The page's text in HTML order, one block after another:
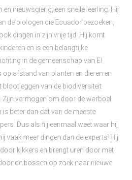
nieuwsgierig, een snelle leerling. Hij
de biologen die Ecuador bezoeken,
dingen in zijn vrije tijd. Hij komt
en is een belangrijke
in de gemeenschap van El
afstand van planten en dieren en
blootleggen van de biodiversiteit
Zijn vermogen om door de warboel
is beter dan dat van de meeste
Dus als hij eenmaal weet waar hij
vaak meer dingen dan de experts! Hij
kikkers en brengt uren door met
de bossen op zoek naar nieuwe